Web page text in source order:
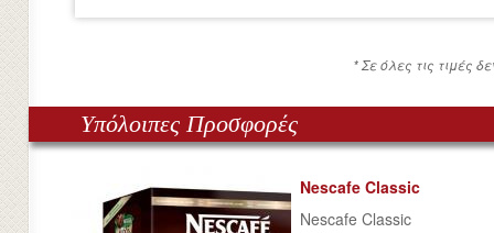
* Σε όλες τις τιμές
Υπόλοιπες Προσφορές
Nescafe Classic
Nescafe Classic